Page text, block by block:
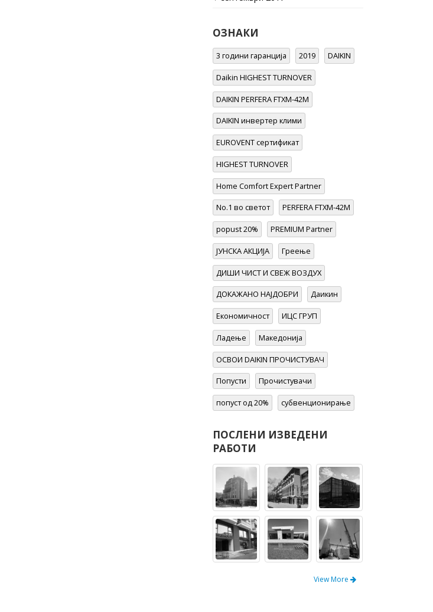
Daikin HIGHEST TURNOVER
DAIKIN PERFERA FTXM-42M
DAIKIN инвертер клими
EUROVENT сертификат
HIGHEST TURNOVER
Home Comfort Expert Partner
No.1 во светот PERFERA FTXM-42M
popust 20% PREMIUM Partner
ЈУНСКА АКЦИЈА Греење
ДИШИ ЧИСТ И СВЕЖ ВОЗДУХ
ДОКАЖАНО НАЈДОБРИ Даикин
Економичност ИЦС ГРУП
Ладење Македонија
ОСВОИ DAIKIN ПРОЧИСТУВАЧ
Попусти Прочистувачи
попуст од 20% субвенционирање
РАБОТИ
View More